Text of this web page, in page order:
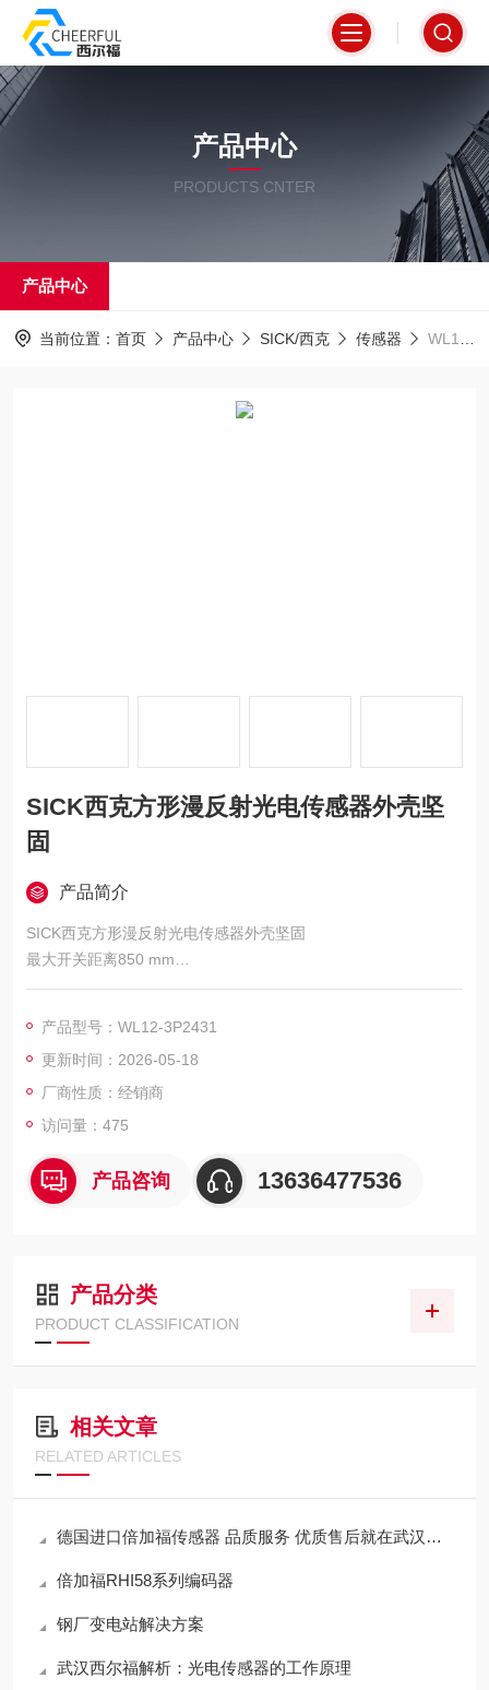
产品中心
PRODUCTS CNTER
产品中心
当前位置： 首页 产品中心 SICK/西克 传感器 WL12-3P2431SICK西克方形漫反射光电传感器外壳坚固
SICK西克方形漫反射光电传感器外壳坚
固
产品简介
SICK西克方形漫反射光电传感器外壳坚固
最大开关距离850 mm
背景抑制功能的开关阈值设置范围90 mm ... 850 mm
已调整的触发感应距离和背景之间的最小距离（黑色 6%/白色 9
0%）6 mm, 250 mm 距离时
建议的实现理想性能的触发感应距离范围100 mm ... 300 mm
产品型号：WL12-3P2431
更新时间：2026-05-18
厂商性质：经销商
访问量：475
产品咨询 13636477536
产品分类
PRODUCT CLASSIFICATION
相关文章
RELATED ARTICLES
德国进口倍加福传感器 品质服务 优质售后就在武汉西尔福
倍加福RHI58系列编码器
钢厂变电站解决方案
武汉西尔福解析：光电传感器的工作原理